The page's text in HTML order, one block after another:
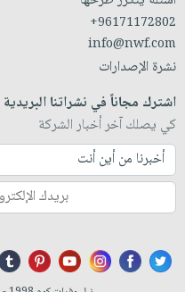
+96171172802
info@nwf.com
نشرة الإصدارات
اشترك مجاناً في نشراتنا البريدية
كي يصلك آخر أخبار الشركة